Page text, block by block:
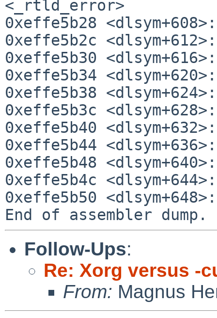
<_rtld_error>
0xeffe5b28
0xeffe5b2c
0xeffe5b30
0xeffe5b34
0xeffe5b38
0xeffe5b3c
0xeffe5b40
0xeffe5b44
0xeffe5b48
0xeffe5b4c
0xeffe5b50
Follow-Ups:
Re: Xorg versus -
From: Magnus